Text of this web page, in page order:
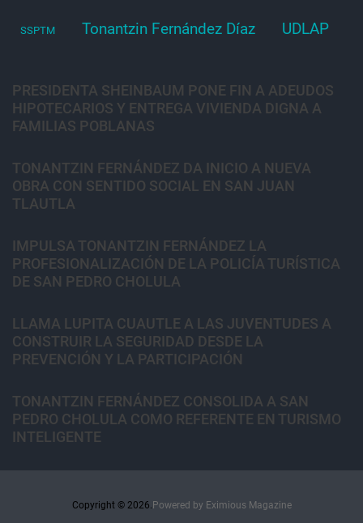
SSPTM Tonantzin Fernández Díaz UDLAP
PRESIDENTA SHEINBAUM PONE FIN A ADEUDOS
HIPOTECARIOS Y ENTREGA VIVIENDA DIGNA A
FAMILIAS POBLANAS
TONANTZIN FERNÁNDEZ DA INICIO A NUEVA
OBRA CON SENTIDO SOCIAL EN SAN JUAN
TLAUTLA
IMPULSA TONANTZIN FERNÁNDEZ LA
PROFESIONALIZACIÓN DE LA POLICÍA TURÍSTICA
DE SAN PEDRO CHOLULA
LLAMA LUPITA CUAUTLE A LAS JUVENTUDES A
CONSTRUIR LA SEGURIDAD DESDE LA
PREVENCIÓN Y LA PARTICIPACIÓN
TONANTZIN FERNÁNDEZ CONSOLIDA A SAN
PEDRO CHOLULA COMO REFERENTE EN TURISMO
INTELIGENTE
Copyright © 2026. Powered by Eximious Magazine